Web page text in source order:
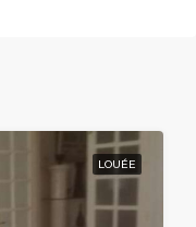
LOUÉE